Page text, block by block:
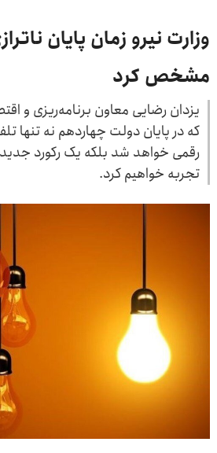
وزارت نیرو زمان پایان
مشخص کرد
یزدان رضایی معاون برنامه‌ریزی و
که در پایان دولت چهاردهم نه تنها
رقمی خواهد شد بلکه یک رکورد
تجربه خواهیم کرد.